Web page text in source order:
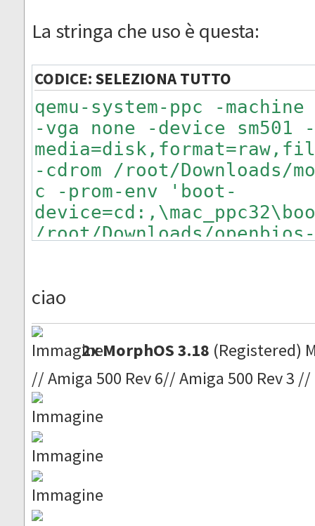
La stringa che uso è questa:
CODICE:SELEZIONA TUTTO
qemu-system-ppc -machine
-vga none -device sm501
-cdrom /root/Downloads/
c -prom-env 'boot-
/root/Downloads/
drive,format=raw -net
user
ciao
2x MorphOS 3.18 (Registered)
// Amiga 500 Rev 6// Amiga 500 Rev 3 //